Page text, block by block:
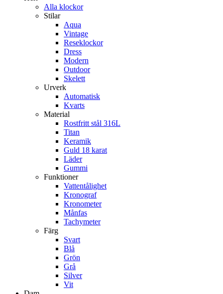
Alla klockor
Stilar
Aqua
Vintage
Reseklockor
Dress
Modern
Outdoor
Skelett
Urverk
Automatisk
Kvarts
Material
Rostfritt stål 316L
Titan
Keramik
Guld 18 karat
Läder
Gummi
Funktioner
Vattentålighet
Kronograf
Kronometer
Månfas
Tachymeter
Färg
Svart
Blå
Grön
Grå
Silver
Vit